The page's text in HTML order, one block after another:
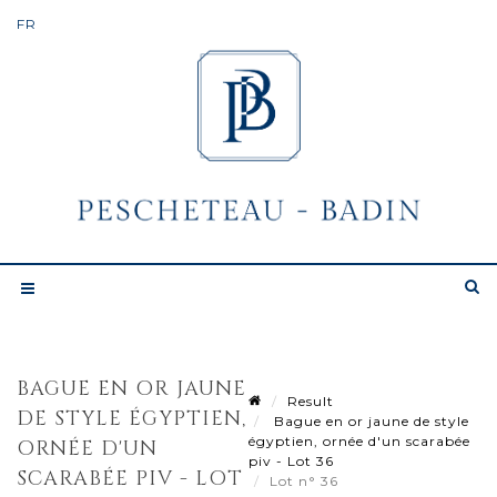
BAGUE EN OR JAUNE
DE STYLE ÉGYPTIEN,
ORNÉE D'UN
SCARABÉE PIV - LOT
Result
Bague en or jaune de style
égyptien, ornée d'un scarabée
piv - Lot 36
Lot n° 36